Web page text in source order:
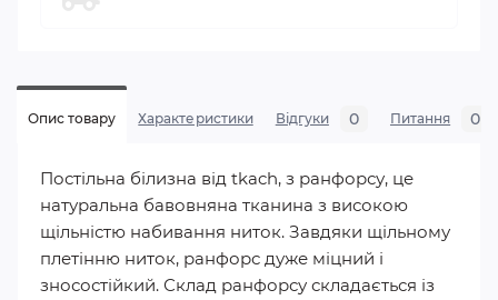
Опис товару Характеристики Відгуки 0 Питання 0
Постільна білизна від tkach, з ранфорсу, це
натуральна бавовняна тканина з високою
щільністю набивання ниток. Завдяки щільному
плетінню ниток, ранфорс дуже міцний і
зносостійкий. Склад ранфорсу складається із